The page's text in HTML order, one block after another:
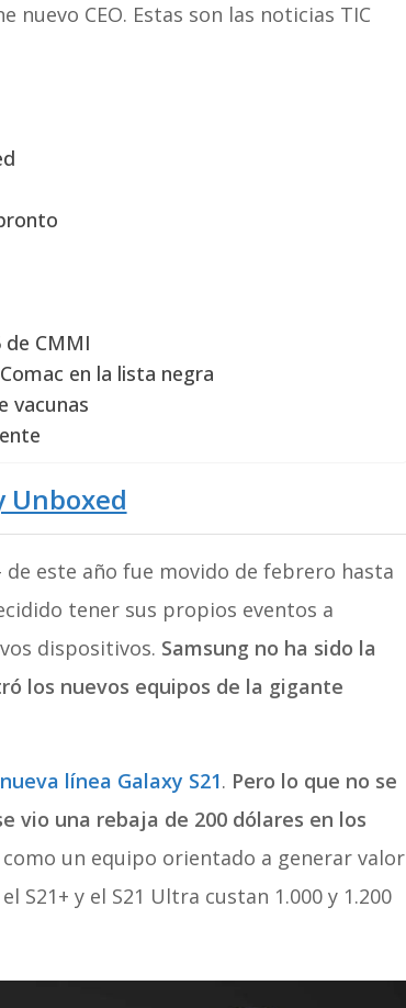
nuevo CEO. Estas son las noticias TIC
de CMMI
en la lista negra
vacunas
Unboxed
de este año fue movido de febrero hasta
tener sus propios eventos a
dispositivos. Samsung no ha sido la
los nuevos equipos de la gigante
línea Galaxy S21. Pero lo que no se
vio una rebaja de 200 dólares en los
como un equipo orientado a generar valor
S21+ y el S21 Ultra custan 1.000 y 1.200